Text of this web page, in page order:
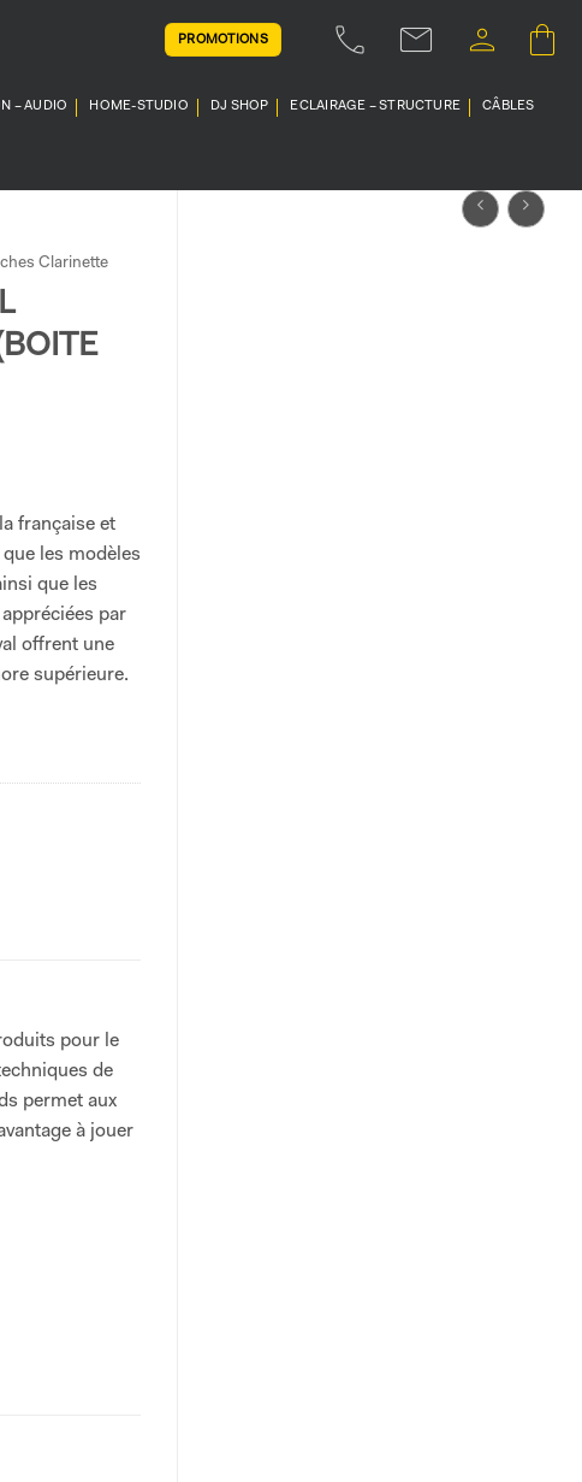
PROMOTIONS
– AUDIO HOME-STUDIO DJ SHOP ECLAIRAGE – STRUCTURE CÂBLES
Clarinette
française et
les modèles
que les
par
offrent une
supérieure.
pour le
de
permet aux
à jouer